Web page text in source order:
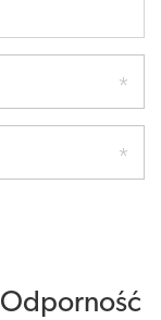
Odporność